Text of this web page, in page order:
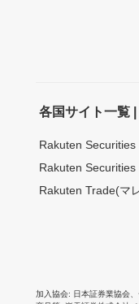
各国サイト一覧
Rakuten
Rakuten Securities
Rakuten Trade(マ
加入協会 日本証券業協会